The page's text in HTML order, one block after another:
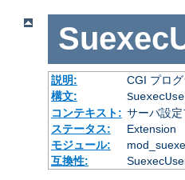
説明:
CGI プロ
構文:
コンテキスト: サーバ設
ステータス:
Extension
モジュール:
互換性: